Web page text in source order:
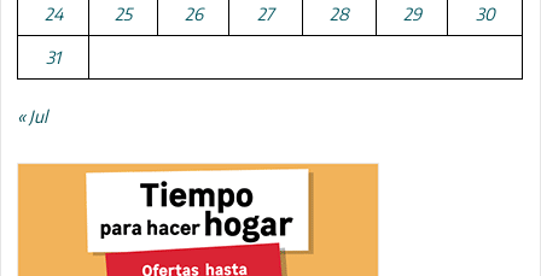
24 25 26 27 28 29 30
31
« Jul